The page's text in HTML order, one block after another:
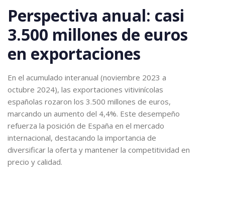
Perspectiva anual: casi
3.500 millones de euros
en exportaciones
En el acumulado interanual (noviembre 2023 a
octubre 2024), las exportaciones vitivinícolas
españolas rozaron los 3.500 millones de euros,
marcando un aumento del 4,4%. Este desempeño
refuerza la posición de España en el mercado
internacional, destacando la importancia de
diversificar la oferta y mantener la competitividad en
precio y calidad.